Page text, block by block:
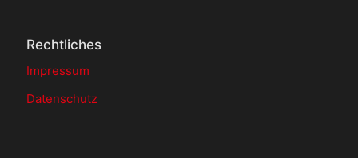
Rechtliches
Impressum
Datenschutz